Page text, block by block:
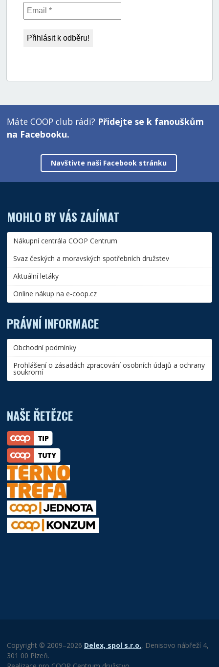
Máte COOP club rádi? Přidejte se k fanouškům
na Facebooku.
Navštivte naši Facebook stránku
MOHLO BY VÁS ZAJÍMAT
Nákupní centrála COOP Centrum
Svaz českých a moravských spotřebních družstev
Aktuální letáky
Online nákup na e-coop.cz
PRÁVNÍ INFORMACE
Obchodní podmínky
Prohlášení o zásadách zpracování osobních údajů a ochrany
soukromí
NAŠE ŘETĚZCE
Copyright © 2009–2026 Delex, spol s.r.o., Denisovo nábřeží 4,
301 00 Plzeň.